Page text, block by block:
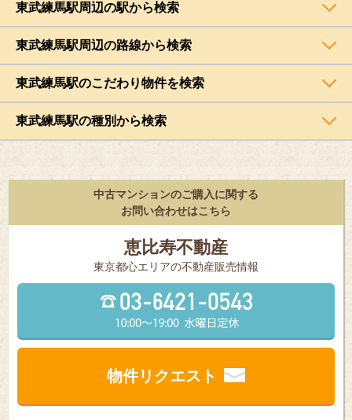
東武練馬駅周辺の駅から検索
東武練馬駅周辺の路線から検索
東武練馬駅のこだわり物件を検索
東武練馬駅の種別から検索
中古マンションのご購入に関する
お問い合わせはこちら
恵比寿不動産
東京都⼼エリアの不動産販売情報
物件リクエスト